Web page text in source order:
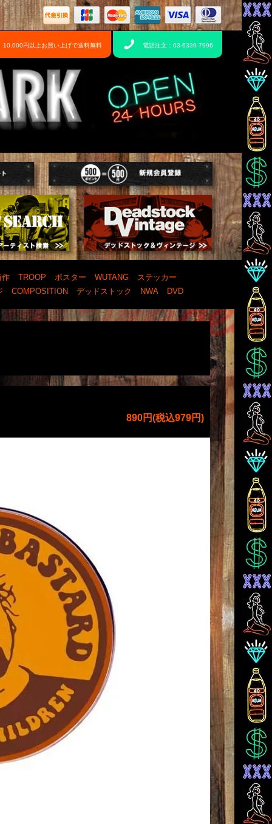
10,000円以上お買い上げで送料無料 電話注文：03-6339-7996
作 TROOP ポスター WUTANG
ステッカー
COMPOSITION デッドストック NWA DVD
890円(税込979円)